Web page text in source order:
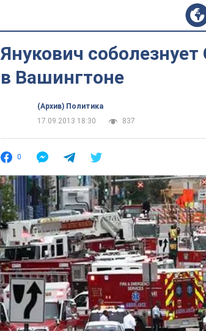
Янукович
в Вашингтоне
(Архив) Политика
17.09.2013 18:30
837
0